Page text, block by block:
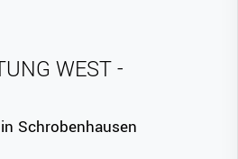
WEST -
Schrobenhausen